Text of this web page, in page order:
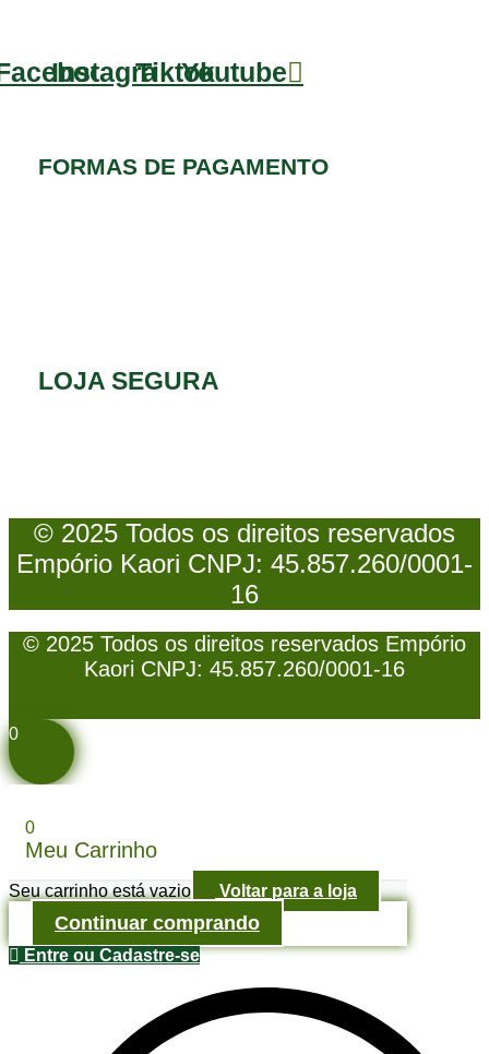
Instagram
TiktokYoutube
FORMAS DE PAGAMENTO
LOJA SEGURA
© 2025 Todos os direitos reservados
Empório Kaori CNPJ: 45.857.260/0001-
16
© 2025 Todos os direitos reservados Empório
Kaori CNPJ: 45.857.260/0001-16
0
0
Meu Carrinho
Seu carrinho está vazio Voltar para a loja
Continuar comprando
Entre ou Cadastre-se